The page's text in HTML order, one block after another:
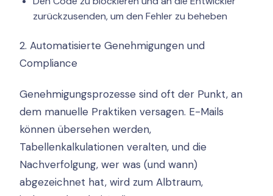
zurückzusenden, um den Fehler zu beheben
2. Automatisierte Genehmigungen und
Compliance
Genehmigungsprozesse sind oft der Punkt, an
dem manuelle Praktiken versagen. E-Mails
können übersehen werden,
Tabellenkalkulationen veralten, und die
Nachverfolgung, wer was (und wann)
abgezeichnet hat, wird zum Albtraum,